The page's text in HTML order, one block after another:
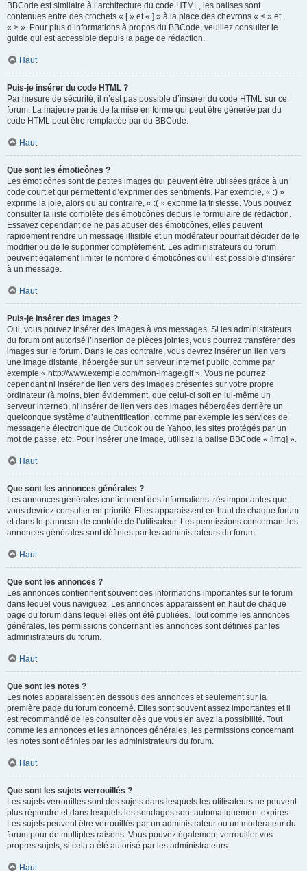
BBCode est similaire à l’architecture du code HTML, les balises sont
contenues entre des crochets « [ » et « ] » à la place des chevrons « < » et
« > ». Pour plus d’informations à propos du BBCode, veuillez consulter le
guide qui est accessible depuis la page de rédaction.
Haut
Puis-je insérer du code HTML ?
Par mesure de sécurité, il n’est pas possible d’insérer du code HTML sur ce
forum. La majeure partie de la mise en forme qui peut être générée par du
code HTML peut être remplacée par du BBCode.
Haut
Que sont les émoticônes ?
Les émoticônes sont de petites images qui peuvent être utilisées grâce à un
code court et qui permettent d’exprimer des sentiments. Par exemple, « :) »
exprime la joie, alors qu’au contraire, « :( » exprime la tristesse. Vous pouvez
consulter la liste complète des émoticônes depuis le formulaire de rédaction.
Essayez cependant de ne pas abuser des émoticônes, elles peuvent
rapidement rendre un message illisible et un modérateur pourrait décider de le
modifier ou de le supprimer complètement. Les administrateurs du forum
peuvent également limiter le nombre d’émoticônes qu’il est possible d’insérer
à un message.
Haut
Puis-je insérer des images ?
Oui, vous pouvez insérer des images à vos messages. Si les administrateurs
du forum ont autorisé l’insertion de pièces jointes, vous pourrez transférer des
images sur le forum. Dans le cas contraire, vous devrez insérer un lien vers
une image distante, hébergée sur un serveur internet public, comme par
exemple « http://www.exemple.com/mon-image.gif ». Vous ne pourrez
cependant ni insérer de lien vers des images présentes sur votre propre
ordinateur (à moins, bien évidemment, que celui-ci soit en lui-même un
serveur internet), ni insérer de lien vers des images hébergées derrière un
quelconque système d’authentification, comme par exemple les services de
messagerie électronique de Outlook ou de Yahoo, les sites protégés par un
mot de passe, etc. Pour insérer une image, utilisez la balise BBCode « [img] ».
Haut
Que sont les annonces générales ?
Les annonces générales contiennent des informations très importantes que
vous devriez consulter en priorité. Elles apparaissent en haut de chaque forum
et dans le panneau de contrôle de l’utilisateur. Les permissions concernant les
annonces générales sont définies par les administrateurs du forum.
Haut
Que sont les annonces ?
Les annonces contiennent souvent des informations importantes sur le forum
dans lequel vous naviguez. Les annonces apparaissent en haut de chaque
page du forum dans lequel elles ont été publiées. Tout comme les annonces
générales, les permissions concernant les annonces sont définies par les
administrateurs du forum.
Haut
Que sont les notes ?
Les notes apparaissent en dessous des annonces et seulement sur la
première page du forum concerné. Elles sont souvent assez importantes et il
est recommandé de les consulter dès que vous en avez la possibilité. Tout
comme les annonces et les annonces générales, les permissions concernant
les notes sont définies par les administrateurs du forum.
Haut
Que sont les sujets verrouillés ?
Les sujets verrouillés sont des sujets dans lesquels les utilisateurs ne peuvent
plus répondre et dans lesquels les sondages sont automatiquement expirés.
Les sujets peuvent être verrouillés par un administrateur ou un modérateur du
forum pour de multiples raisons. Vous pouvez également verrouiller vos
propres sujets, si cela a été autorisé par les administrateurs.
Haut